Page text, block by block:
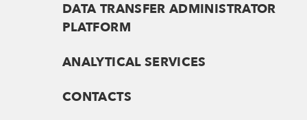
DATA TRANSFER ADMINISTRATOR
PLATFORM
ANALYTICAL SERVICES
CONTACTS